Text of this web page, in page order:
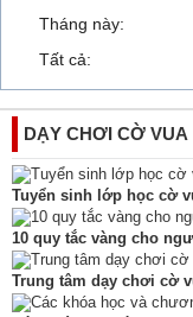
Tháng này:
Tất cả:
DẠY CHƠI CỜ VUA
Tuyển sinh lớp học cờ
10 quy tắc vàng cho
Trung tâm dạy chơi cờ